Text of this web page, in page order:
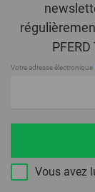
Votre adresse électronique
Vous avez